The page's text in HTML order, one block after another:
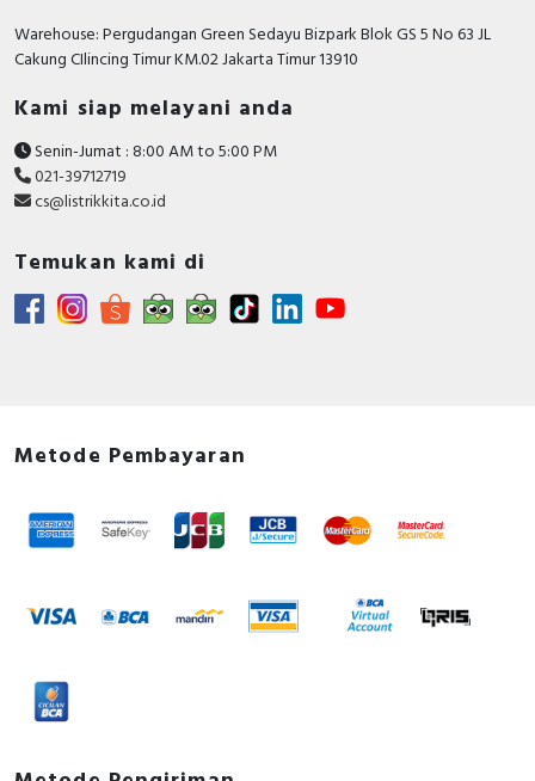
Warehouse: Pergudangan Green Sedayu Bizpark Blok GS 5 No 63 JL
Cakung CIlincing Timur KM.02 Jakarta Timur 13910
Kami siap melayani anda
Senin-Jumat : 8:00 AM to 5:00 PM
021-39712719
cs@listrikkita.co.id
Temukan kami di
Metode Pembayaran